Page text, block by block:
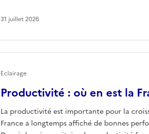
31 juillet 2026
Productivité : où en est la
La productivité est importante pour la
France a longtemps affiché de bonnes
Eclairage